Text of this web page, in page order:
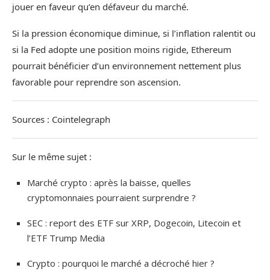
jouer en faveur qu’en défaveur du marché.
Si la pression économique diminue, si l’inflation ralentit ou
si la Fed adopte une position moins rigide, Ethereum
pourrait bénéficier d’un environnement nettement plus
favorable pour reprendre son ascension.
Sources : Cointelegraph
Sur le même sujet :
Marché crypto : après la baisse, quelles
cryptomonnaies pourraient surprendre ?
SEC : report des ETF sur XRP, Dogecoin, Litecoin et
l’ETF Trump Media
Crypto : pourquoi le marché a décroché hier ?